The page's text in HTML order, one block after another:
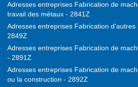
Adresses entreprises Fabrication de
travail des métaux - 2841Z
Adresses entreprises Fabrication d'autres
2849Z
Adresses entreprises Fabrication de
- 2891Z
Adresses entreprises Fabrication de
ou la construction - 2892Z